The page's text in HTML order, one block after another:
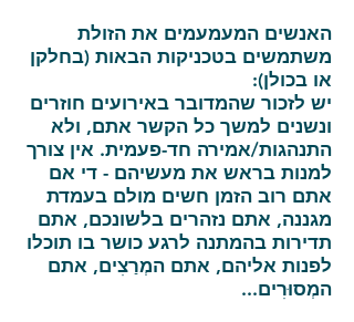
האנשים המעמעמים את הזולת
משתמשים בטכניקות הבאות (בחלקן
או בכולן):
יש לזכור שהמדובר באירועים חוזרים
ונשנים למשך כל הקשר אתם, ולא
התנהגות/אמירה חד-פעמית. אין צורך
למנות בראש את מעשיהם - די אם
אתם רוב הזמן חשים מולם בעמדת
מגננה, אתם נזהרים בלשונכם, אתם
תדירות בהמתנה לרגע כושר בו תוכלו
לפנות אליהם, אתם המְרַצִים, אתם
המְסוּרִים...